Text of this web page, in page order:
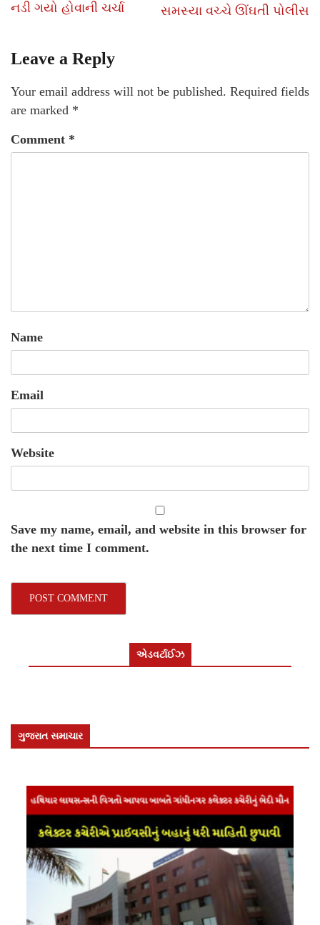
નડી ગયો હોવાની ચર્ચા
સમસ્યા વચ્ચે ઊંઘતી પોલીસ
Leave a Reply
Your email address will not be published. Required fields
are marked *
Comment *
Name
Email
Website
Save my name, email, and website in this browser for
the next time I comment.
એડવર્ટાઈઝ
ગુજરાત સમાચાર